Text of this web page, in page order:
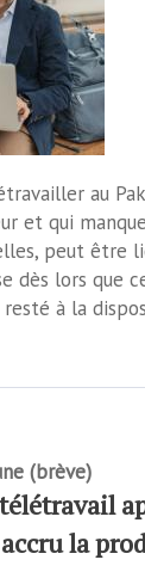
au
et qui
peut être
dès lors que
à la
(brève)
la